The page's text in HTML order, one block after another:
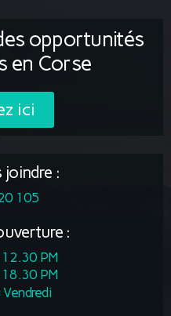
opportunités
en Corse
ici
joindre :
105
:
PM
PM
Vendredi